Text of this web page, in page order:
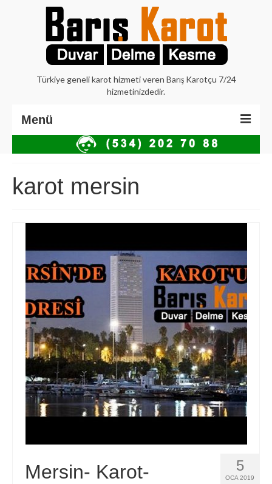
Türkiye geneli karot hizmeti veren Barış Karotçu 7/24
hizmetinizdedir.
Menü
Anasayfa
Hakkımızda
Elmaslı Kesme Karot
Hizmetlerimiz
Blog
İletişim
karot mersin
5
OCA 2019
Mersin- Karot-